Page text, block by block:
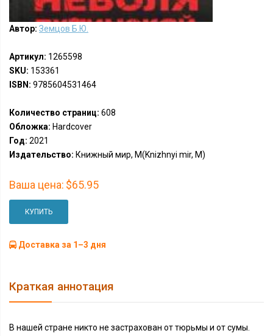
Автор: Земцов Б.Ю.
Артикул: 1265598
SKU: 153361
ISBN: 9785604531464
Количество страниц: 608
Обложка: Hardcover
Год: 2021
Издательство: Книжный мир, М(Knizhnyi mir, M)
Ваша цена: $65.95
КУПИТЬ
Доставка за 1–3 дня
Краткая аннотация
В нашей стране никто не застрахован от тюрьмы и от сумы.